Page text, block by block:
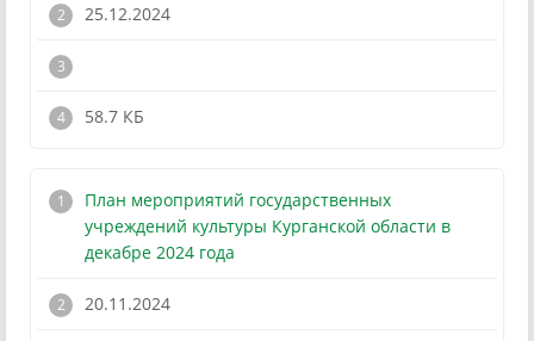
25.12.2024
58.7 КБ
План мероприятий государственных
учреждений культуры Курганской области в
декабре 2024 года
20.11.2024